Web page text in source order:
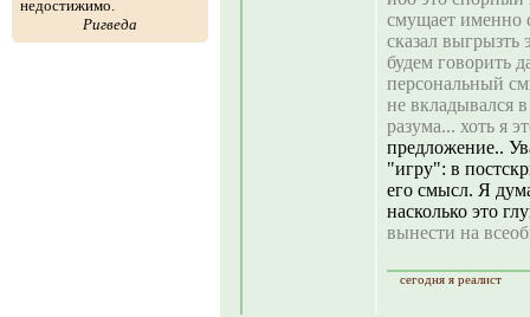
недостижимо.
Ригведа
смущает именно
сказал выгрызть
будем говорить
персональный
не вкладывался
разума... хоть я
предложение..
"игру": в
его смысл. Я
насколько это
вынести на
сегодня я реалист